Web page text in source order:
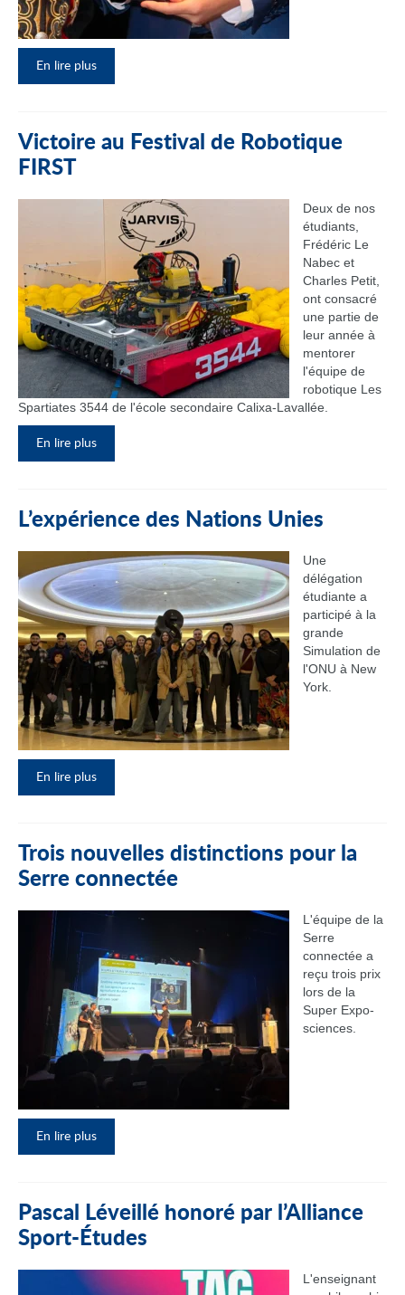
En lire plus
Victoire au Festival de Robotique
FIRST
Deux de nos
étudiants,
Frédéric Le
Nabec et
Charles Petit,
ont consacré
une partie de
leur année à
mentorer
l'équipe de
robotique Les
Spartiates 3544 de l'école secondaire Calixa-Lavallée.
En lire plus
L’expérience des Nations Unies
Une
délégation
étudiante a
participé à la
grande
Simulation de
l'ONU à New
York.
En lire plus
Trois nouvelles distinctions pour la
Serre connectée
L'équipe de la
Serre
connectée a
reçu trois prix
lors de la
Super Expo-
sciences.
En lire plus
Pascal Léveillé honoré par l’Alliance
Sport-Études
L'enseignant